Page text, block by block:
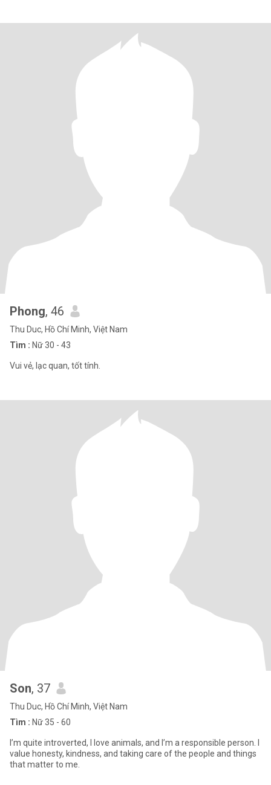
Phong, 46
Thu Duc, Hồ Chí Minh, Việt Nam
Tìm : Nữ 30 - 43
Vui vẻ, lạc quan, tốt tính.
Son, 37
Thu Duc, Hồ Chí Minh, Việt Nam
Tìm : Nữ 35 - 60
I’m quite introverted, I love animals, and I’m a responsible person. I
value honesty, kindness, and taking care of the people and things
that matter to me.